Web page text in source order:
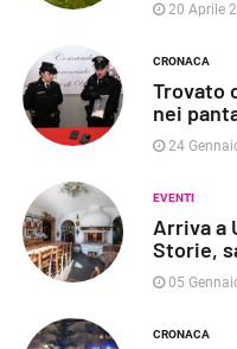
20 Aprile
CRONACA
Trovato
nei
24
EVENTI
Arriva a
Storie,
05
CRONACA